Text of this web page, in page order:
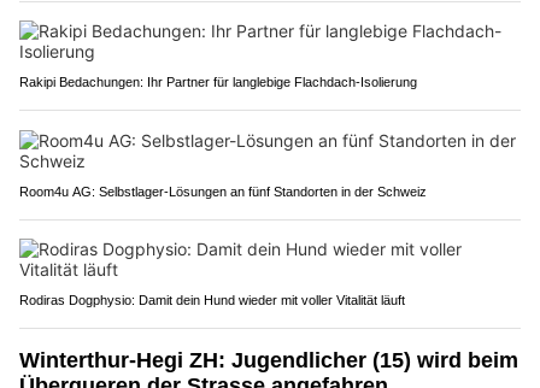
Rakipi Bedachungen: Ihr Partner für langlebige Flachdach-Isolierung
Room4u AG: Selbstlager-Lösungen an fünf Standorten in der Schweiz
Rodiras Dogphysio: Damit dein Hund wieder mit voller Vitalität läuft
Winterthur-Hegi ZH: Jugendlicher (15) wird beim